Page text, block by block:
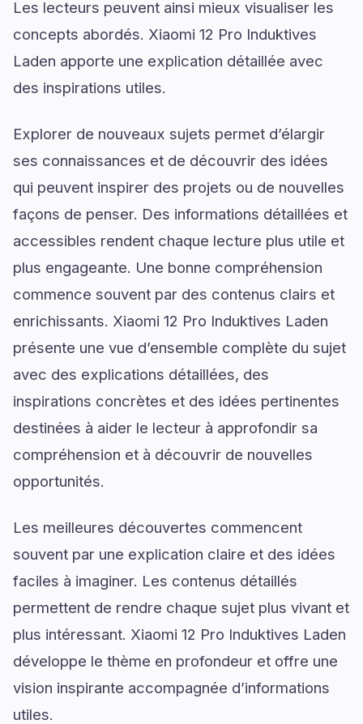
Les lecteurs peuvent ainsi mieux visualiser les
concepts abordés. Xiaomi 12 Pro Induktives
Laden apporte une explication détaillée avec
des inspirations utiles.
Explorer de nouveaux sujets permet d’élargir
ses connaissances et de découvrir des idées
qui peuvent inspirer des projets ou de nouvelles
façons de penser. Des informations détaillées et
accessibles rendent chaque lecture plus utile et
plus engageante. Une bonne compréhension
commence souvent par des contenus clairs et
enrichissants. Xiaomi 12 Pro Induktives Laden
présente une vue d’ensemble complète du sujet
avec des explications détaillées, des
inspirations concrètes et des idées pertinentes
destinées à aider le lecteur à approfondir sa
compréhension et à découvrir de nouvelles
opportunités.
Les meilleures découvertes commencent
souvent par une explication claire et des idées
faciles à imaginer. Les contenus détaillés
permettent de rendre chaque sujet plus vivant et
plus intéressant. Xiaomi 12 Pro Induktives Laden
développe le thème en profondeur et offre une
vision inspirante accompagnée d’informations
utiles.